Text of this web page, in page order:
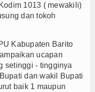
1013 ( mewakili)
dan tokoh
Kabupaten Barito
ucapan
setinggi - tingginya
dan wakil Bupati
baik 1 maupun